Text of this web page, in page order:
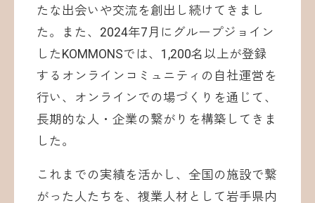
たな出会いや交流を創出し続けてきまし
た。また、2024年7月にグループジョイン
したKOMMONSでは、1,200名以上が登録
するオンラインコミュニティの自社運営を
行い、オンラインでの場づくりを通じて、
長期的な人・企業の繋がりを構築してきま
した。
これまでの実績を活かし、全国の施設で繋
がった人たちを、複業人材として岩手県内